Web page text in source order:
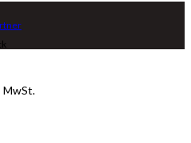
MwSt.